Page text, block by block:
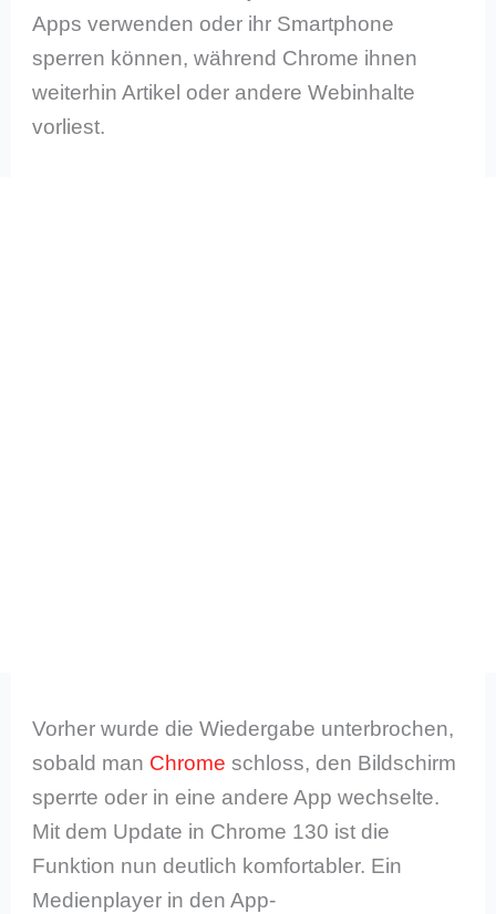
Apps verwenden oder ihr Smartphone
sperren können, während Chrome ihnen
weiterhin Artikel oder andere Webinhalte
vorliest.
Vorher wurde die Wiedergabe unterbrochen,
sobald man Chrome schloss, den Bildschirm
sperrte oder in eine andere App wechselte.
Mit dem Update in Chrome 130 ist die
Funktion nun deutlich komfortabler. Ein
Medienplayer in den App-